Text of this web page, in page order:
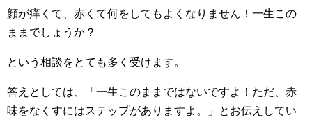
顔が痒くて、赤くて何をしてもよくなりません！一生この
ままでしょうか？
という相談をとても多く受けます。
答えとしては、「一生このままではないですよ！ただ、赤
味をなくすにはステップがありますよ。」とお伝えしてい